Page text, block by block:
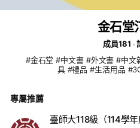
金石堂
成員181
#金石堂 #中文書 #外文書 #中文雜誌 #日文雜誌 #外文雜誌 #文
具 #禮品 #生活用品
專屬推薦
臺師大118級（114學